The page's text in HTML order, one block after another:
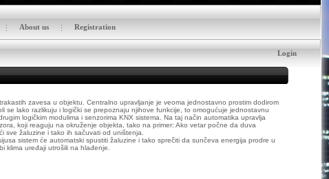
About us Registration
Login
zavesa u objektu. Centralno upravljanje je veoma jednostavno prostim dodirom
se lako razlikuju i logički se prepoznaju njihove funkcije, to omogućuje jednostavnu
logičkim modulima i senzorima KNX sistema. Na taj način automatika upravlja
koji reaguju na okruženje objekta, tako na primer: Ako vetar počne da duva
sve žaluzine i tako ih sačuvati od uništenja.
sistem će automatski spustiti žaluzine i tako sprečiti da sunčeva energija prodre u
klima uređaji utrošili na hlađenje.